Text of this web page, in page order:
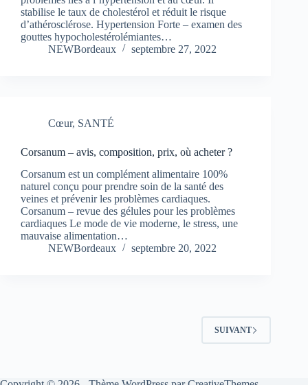
stabilise le taux de cholestérol et réduit le risque
d’athérosclérose. Hypertension Forte – examen des
gouttes hypocholestérolémiantes…
NEWBordeaux
septembre 27, 2022
Cœur, SANTÉ
Corsanum – avis, composition, prix, où acheter ?
Corsanum est un complément alimentaire 100%
naturel conçu pour prendre soin de la santé des
veines et prévenir les problèmes cardiaques.
Corsanum – revue des gélules pour les problèmes
cardiaques Le mode de vie moderne, le stress, une
mauvaise alimentation…
NEWBordeaux
septembre 20, 2022
SUIVANT